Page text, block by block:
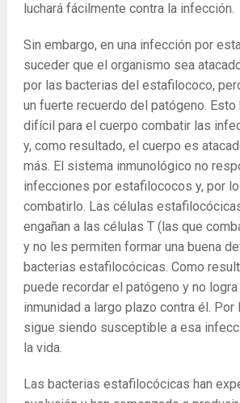
luchará fácilmente contra la infección.
Sin embargo, en una infección por
suceder que el organismo sea
por las bacterias del estafilococo,
un fuerte recuerdo del patógeno. Esto
difícil para el cuerpo combatir las
y, como resultado, el cuerpo es
más. El sistema inmunológico no
infecciones por estafilococos y, por
combatirlo. Las células
engañan a las células T (las que
y no les permiten formar una buena
bacterias estafilocócicas. Como
puede recordar el patógeno y no logra
inmunidad a largo plazo contra él. Por
sigue siendo susceptible a esa
la vida.
Las bacterias estafilocócicas han